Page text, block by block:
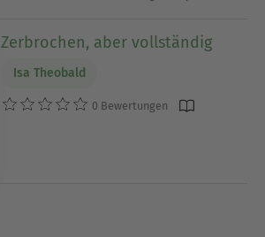
Zerbrochen, aber vollständig
Isa Theobald
0 Bewertungen